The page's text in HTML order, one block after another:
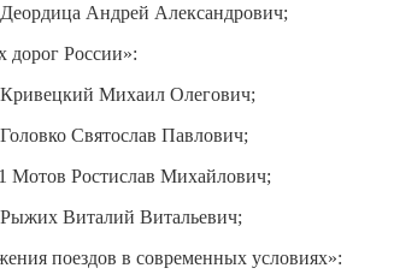
Андрей Александрович;
дорог России»:
Михаил Олегович;
Святослав Павлович;
Мотов Ростислав Михайлович;
Виталий Витальевич;
поездов в современных условиях»: